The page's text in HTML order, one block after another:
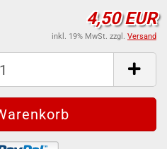
4,50 EUR
inkl. 19% MwSt. zzgl. Versand